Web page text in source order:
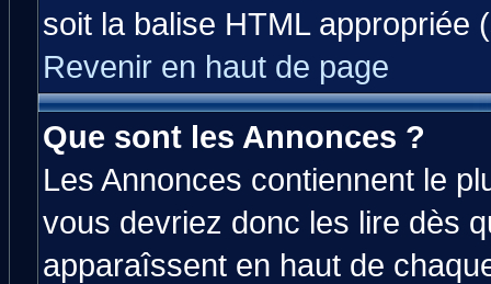
soit la balise HTML appropriée
Revenir en haut de page
Que sont les Annonces ?
Les Annonces contiennent le
vous devriez donc les lire dès
apparaîssent en haut de